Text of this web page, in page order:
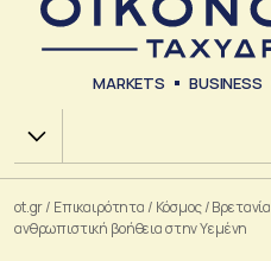
MARKETS BUSINESS
Χ.Α.
ot.gr/ Επικαιρότητα / Κόσμος/
ανθρωπιστική βοήθεια στην Υεμένη